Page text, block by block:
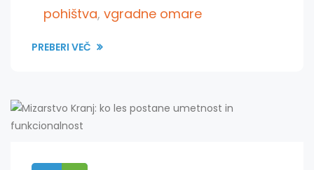
pohištva, vgradne omare
PREBERI VEČ